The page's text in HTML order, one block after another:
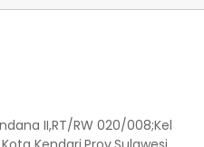
II,RT/RW 020/008;Kel